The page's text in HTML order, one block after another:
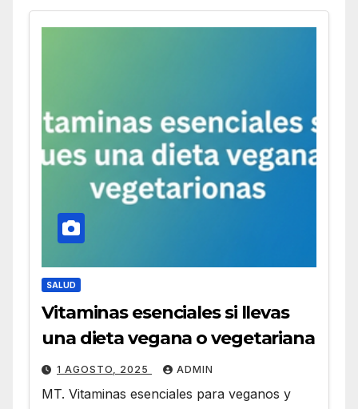
SALUD
Vitaminas esenciales si llevas
una dieta vegana o vegetariana
1 AGOSTO, 2025 ADMIN
MT. Vitaminas esenciales para veganos y